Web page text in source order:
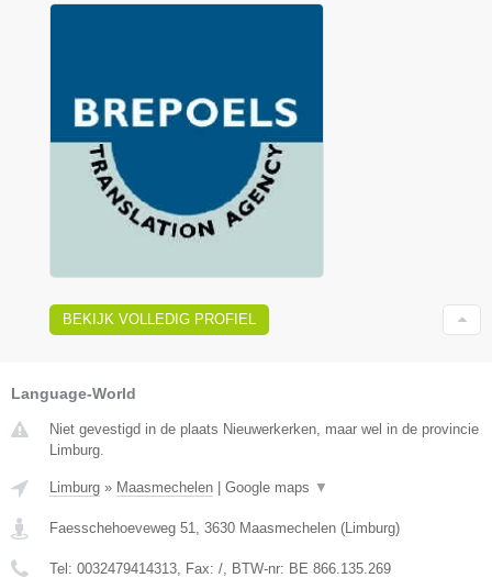
BEKIJK VOLLEDIG PROFIEL
Language-World
Niet gevestigd in de plaats Nieuwerkerken, maar wel in de provincie
Limburg.
Limburg » Maasmechelen Google maps ▼
Faesschehoeveweg 51 3630 Maasmechelen ( Limburg)
Tel: 0032479414313 , Fax: / , BTW-nr: BE 866.135.269